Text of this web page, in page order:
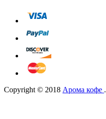
Copyright © 2018 Арома кофе